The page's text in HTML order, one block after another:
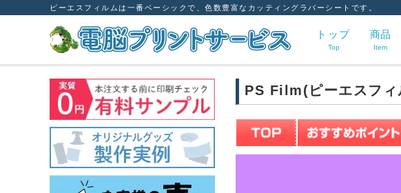
ピーエスフィルムは一番ベーシックで、色数豊富なカッティングラバーシートです。
トップ
Top
商品
Item
PS Film(ピーエスフィ